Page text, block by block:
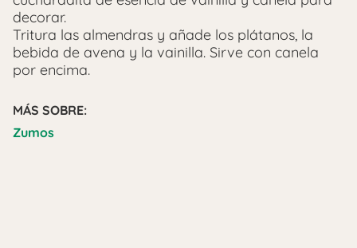
decorar.
Tritura las almendras y añade los plátanos, la
bebida de avena y la vainilla. Sirve con canela
por encima.
MÁS SOBRE:
Zumos